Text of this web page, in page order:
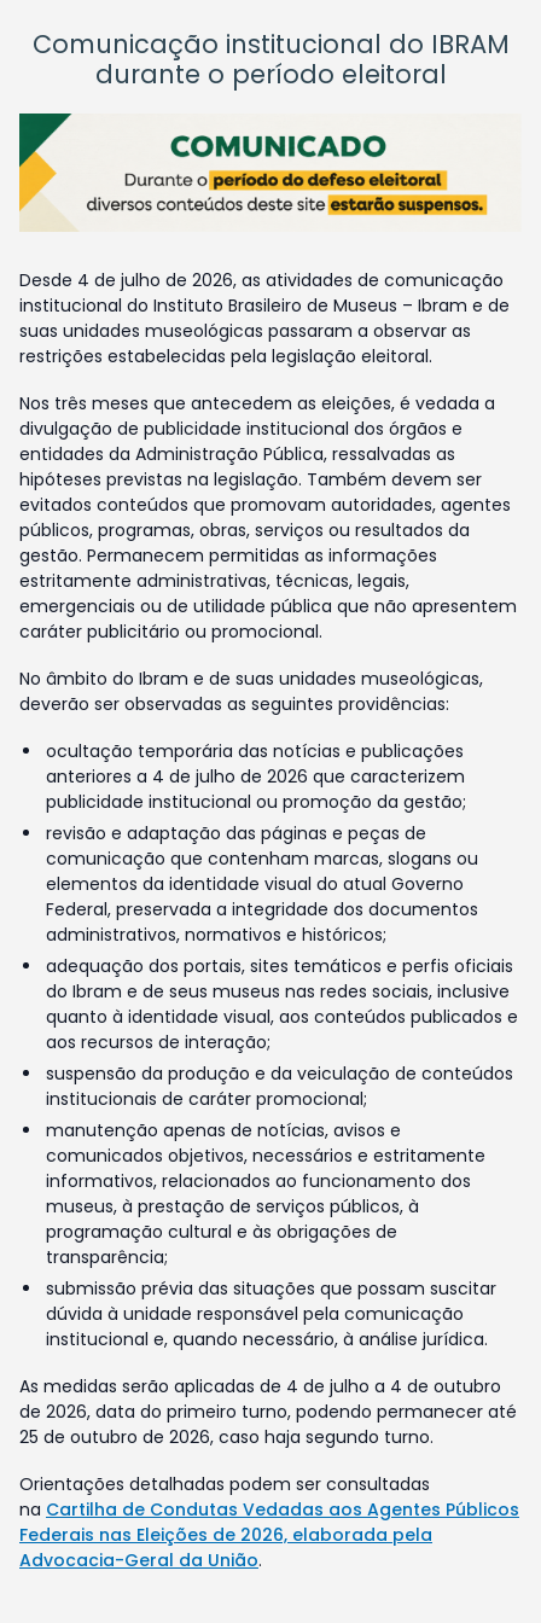
Comunicação institucional do IBRAM
durante o período eleitoral
Desde 4 de julho de 2026, as atividades de comunicação
institucional do Instituto Brasileiro de Museus – Ibram e de
suas unidades museológicas passaram a observar as
restrições estabelecidas pela legislação eleitoral.
Nos três meses que antecedem as eleições, é vedada a
divulgação de publicidade institucional dos órgãos e
entidades da Administração Pública, ressalvadas as
hipóteses previstas na legislação. Também devem ser
evitados conteúdos que promovam autoridades, agentes
públicos, programas, obras, serviços ou resultados da
gestão. Permanecem permitidas as informações
estritamente administrativas, técnicas, legais,
emergenciais ou de utilidade pública que não apresentem
caráter publicitário ou promocional.
No âmbito do Ibram e de suas unidades museológicas,
deverão ser observadas as seguintes providências:
ocultação temporária das notícias e publicações
anteriores a 4 de julho de 2026 que caracterizem
publicidade institucional ou promoção da gestão;
revisão e adaptação das páginas e peças de
comunicação que contenham marcas, slogans ou
elementos da identidade visual do atual Governo
Federal, preservada a integridade dos documentos
administrativos, normativos e históricos;
adequação dos portais, sites temáticos e perfis oficiais
do Ibram e de seus museus nas redes sociais, inclusive
quanto à identidade visual, aos conteúdos publicados e
aos recursos de interação;
suspensão da produção e da veiculação de conteúdos
institucionais de caráter promocional;
manutenção apenas de notícias, avisos e
comunicados objetivos, necessários e estritamente
informativos, relacionados ao funcionamento dos
museus, à prestação de serviços públicos, à
programação cultural e às obrigações de
transparência;
submissão prévia das situações que possam suscitar
dúvida à unidade responsável pela comunicação
institucional e, quando necessário, à análise jurídica.
As medidas serão aplicadas de 4 de julho a 4 de outubro
de 2026, data do primeiro turno, podendo permanecer até
25 de outubro de 2026, caso haja segundo turno.
Orientações detalhadas podem ser consultadas
na Cartilha de Condutas Vedadas aos Agentes Públicos
Federais nas Eleições de 2026, elaborada pela
Advocacia-Geral da União.